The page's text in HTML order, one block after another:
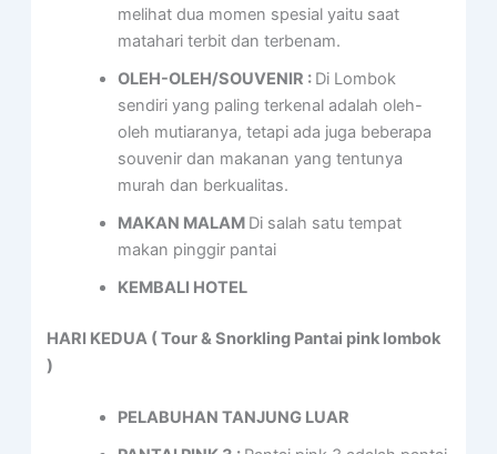
melihat dua momen spesial yaitu saat
matahari terbit dan terbenam.
OLEH-OLEH/SOUVENIR : Di Lombok
sendiri yang paling terkenal adalah oleh-
oleh mutiaranya, tetapi ada juga beberapa
souvenir dan makanan yang tentunya
murah dan berkualitas.
MAKAN MALAM Di salah satu tempat
makan pinggir pantai
KEMBALI HOTEL
HARI KEDUA ( Tour & Snorkling Pantai pink lombok
)
PELABUHAN TANJUNG LUAR